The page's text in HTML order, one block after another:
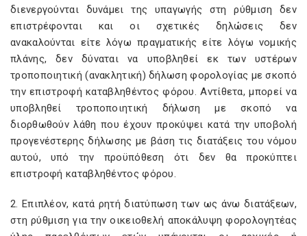
διενεργούνται δυνάμει της υπαγωγής στη ρύθμιση δεν
επιστρέφονται και οι σχετικές δηλώσεις δεν
ανακαλούνται είτε λόγω πραγματικής είτε λόγω νομικής
πλάνης, δεν δύναται να υποβληθεί εκ των υστέρων
τροποποιητική (ανακλητική) δήλωση φορολογίας με σκοπό
την επιστροφή καταβληθέντος φόρου. Αντίθετα, μπορεί να
υποβληθεί τροποποιητική δήλωση με σκοπό να
διορθωθούν λάθη που έχουν προκύψει κατά την υποβολή
προγενέστερης δήλωσης με βάση τις διατάξεις του νόμου
αυτού, υπό την προϋπόθεση ότι δεν θα προκύπτει
επιστροφή καταβληθέντος φόρου.
2. Επιπλέον, κατά ρητή διατύπωση των ως άνω διατάξεων,
στη ρύθμιση για την οικειοθελή αποκάλυψη φορολογητέας